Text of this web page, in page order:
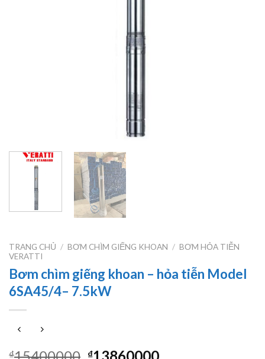
TRANG CHỦ / BƠM CHÌM GIẾNG KHOAN / BƠM HỎA TIỄN
VERATTI
Bơm chìm giếng khoan – hỏa tiễn Model
6SA45/4– 7.5kW
₫
Giá
₫
Giá